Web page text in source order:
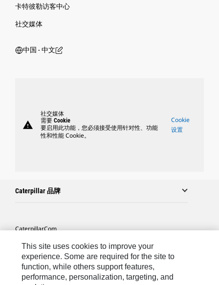
卡特彼勒访客中心
社交媒体
中国 ‧ 中文
warning
社交媒体
需要 Cookie
要启用此功能，您必须接受使用针对性、功能
性和性能 Cookie。
Cookie
设置
Caterpillar 品牌
Caterpillar.com
联系 Caterpillar
站点地图
Cookie Settings
This site uses cookies to improve your
experience. Some are required for the site to
function, while others support features,
performance, personalization, targeting, and